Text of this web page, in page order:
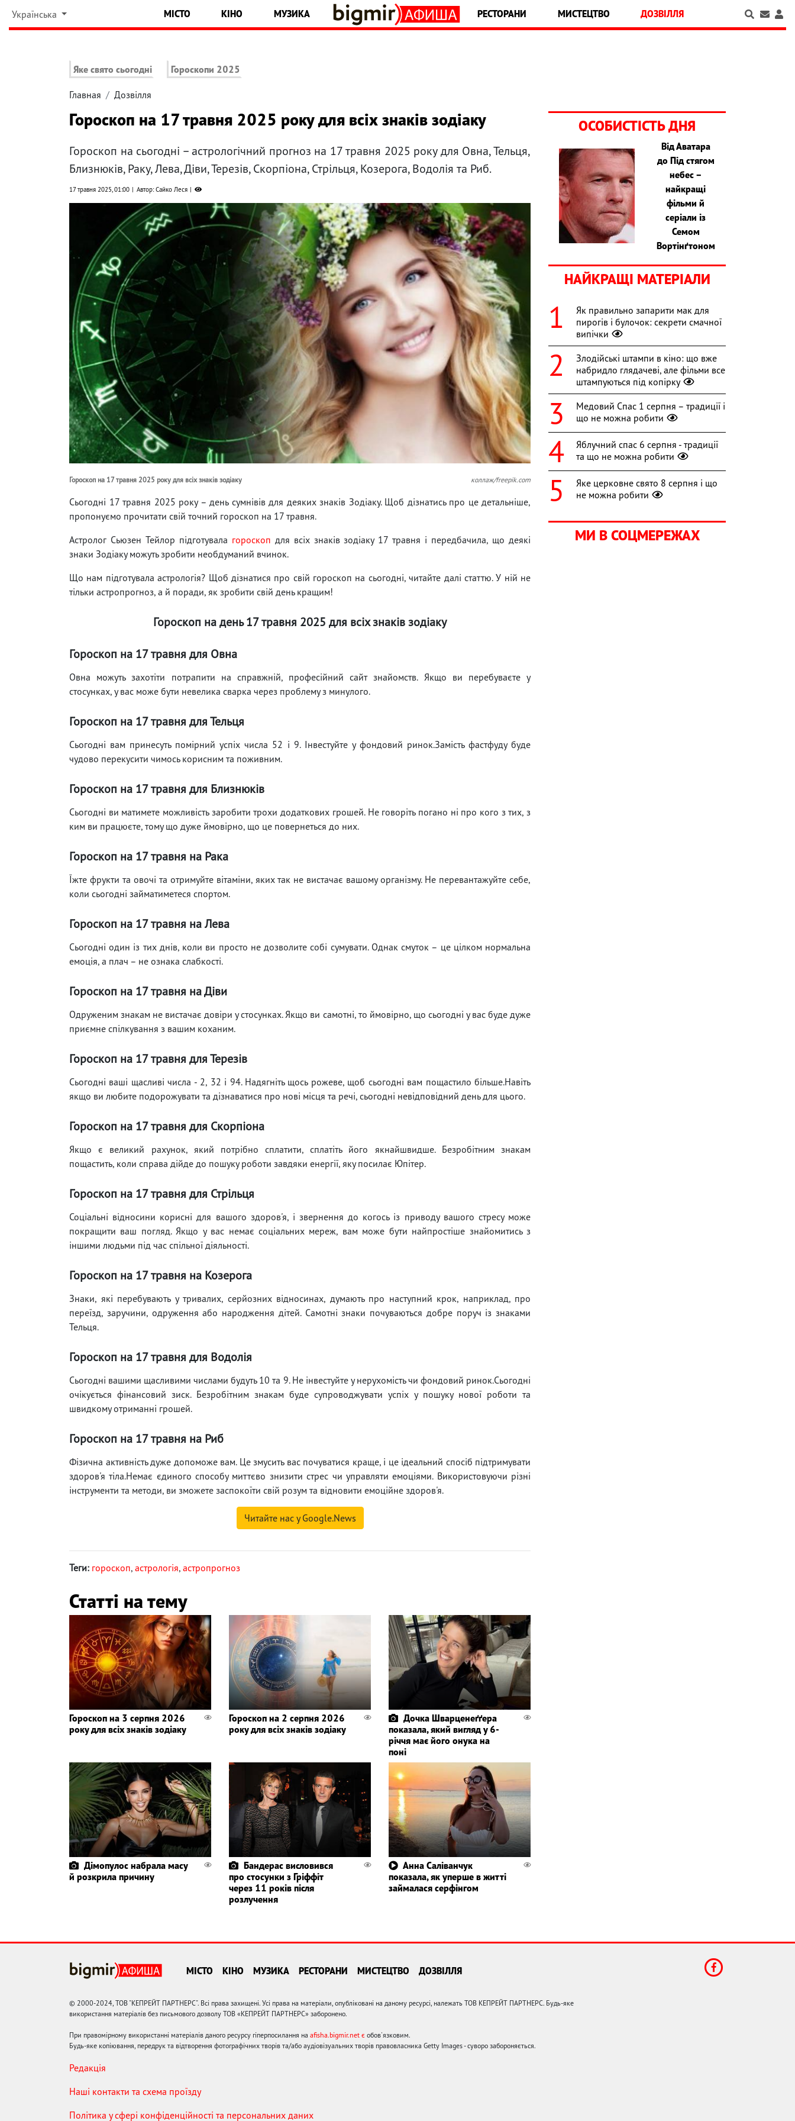
Українська МІСТО КІНО МУЗИКА РЕСТОРАНИ МИСТЕЦТВО ДОЗВІЛЛЯ
Яке свято сьогодні Гороскопи 2025
Главная Дозвілля
Гороскоп на 17 травня 2025 року для всіх знаків зодіаку
Гороскоп на сьогодні – астрологічний прогноз на 17 травня 2025 року для Овна, Тельця,
Близнюків, Раку, Лева, Діви, Терезів, Скорпіона, Стрільця, Козерога, Водолія та Риб.
17 травня 2025, 01:00 Автор: Сайко Леся
Гороскоп на 17 травня 2025 року для всіх знаків зодіаку коллаж/freepik.com
Сьогодні 17 травня 2025 року – день сумнівів для деяких знаків Зодіаку. Щоб дізнатись про це детальніше,
пропонуємо прочитати свій точний гороскоп на 17 травня.
Астролог Сьюзен Тейлор підготувала гороскоп для всіх знаків зодіаку 17 травня і передбачила, що деякі
знаки Зодіаку можуть зробити необдуманий вчинок.
Що нам підготувала астрологія? Щоб дізнатися про свій гороскоп на сьогодні, читайте далі статтю. У ній не
тільки астропрогноз, а й поради, як зробити свій день кращим!
Гороскоп на день 17 травня 2025 для всіх знаків зодіаку
Гороскоп на 17 травня для Овна
Овна можуть захотіти потрапити на справжній, професійний сайт знайомств. Якщо ви перебуваєте у
стосунках, у вас може бути невелика сварка через проблему з минулого.
Гороскоп на 17 травня для Тельця
Сьогодні вам принесуть помірний успіх числа 52 і 9. Інвестуйте у фондовий ринок.Замість фастфуду буде
чудово перекусити чимось корисним та поживним.
Гороскоп на 17 травня для Близнюків
Сьогодні ви матимете можливість заробити трохи додаткових грошей. Не говоріть погано ні про кого з тих, з
ким ви працюєте, тому що дуже ймовірно, що це повернеться до них.
Гороскоп на 17 травня на Рака
Їжте фрукти та овочі та отримуйте вітаміни, яких так не вистачає вашому організму. Не перевантажуйте себе,
коли сьогодні займатиметеся спортом.
Гороскоп на 17 травня на Лева
Сьогодні один із тих днів, коли ви просто не дозволите собі сумувати. Однак смуток – це цілком нормальна
емоція, а плач – не ознака слабкості.
Гороскоп на 17 травня на Діви
Одруженим знакам не вистачає довіри у стосунках. Якщо ви самотні, то ймовірно, що сьогодні у вас буде дуже
приємне спілкування з вашим коханим.
Гороскоп на 17 травня для Терезів
Сьогодні ваші щасливі числа - 2, 32 і 94. ​​Надягніть щось рожеве, щоб сьогодні вам пощастило більше.Навіть
якщо ви любите подорожувати та дізнаватися про нові місця та речі, сьогодні невідповідний день для цього.
Гороскоп на 17 травня для Скорпіона
Якщо є великий рахунок, який потрібно сплатити, сплатіть його якнайшвидше. Безробітним знакам
пощастить, коли справа дійде до пошуку роботи завдяки енергії, яку посилає Юпітер.
Гороскоп на 17 травня для Стрільця
Соціальні відносини корисні для вашого здоров'я, і ​​звернення до когось із приводу вашого стресу може
покращити ваш погляд. Якщо у вас немає соціальних мереж, вам може бути найпростіше знайомитись з
іншими людьми під час спільної діяльності.
Гороскоп на 17 травня на Козерога
Знаки, які перебувають у тривалих, серйозних відносинах, думають про наступний крок, наприклад, про
переїзд, заручини, одруження або народження дітей. Самотні знаки почуваються добре поруч із знаками
Тельця.
Гороскоп на 17 травня для Водолія
Сьогодні вашими щасливими числами будуть 10 та 9. Не інвестуйте у нерухомість чи фондовий ринок.Сьогодні
очікується фінансовий зиск. Безробітним знакам буде супроводжувати успіх у пошуку нової роботи та
швидкому отриманні грошей.
Гороскоп на 17 травня на Риб
Фізична активність дуже допоможе вам. Це змусить вас почуватися краще, і це ідеальний спосіб підтримувати
здоров'я тіла.Немає єдиного способу миттєво знизити стрес чи управляти емоціями. Використовуючи різні
інструменти та методи, ви зможете заспокоїти свій розум та відновити емоційне здоров'я.
Читайте нас у Google.News
Теги: гороскоп, астрологія, астропрогноз
Статті на тему
Гороскоп на 3 серпня 2026
року для всіх знаків зодіаку
Гороскоп на 2 серпня 2026
року для всіх знаків зодіаку
Дочка Шварценеґґера
показала, який вигляд у 6-
річчя має його онука на
поні
Дімопулос набрала масу
й розкрила причину
Бандерас висловився
про стосунки з Гріффіт
через 11 років після
розлучення
Анна Саліванчук
показала, як уперше в житті
займалася серфінгом
ОСОБИСТІСТЬ ДНЯ
Від Аватара
до Під стягом
небес –
найкращі
фільми й
серіали із
Семом
Вортінґтоном
НАЙКРАЩІ МАТЕРІАЛИ
Як правильно запарити мак для
пирогів і булочок: секрети смачної
випічки
Злодійські штампи в кіно: що вже
набридло глядачеві, але фільми все
штампуються під копірку
Медовий Спас 1 серпня – традиції і
що не можна робити
Яблучний спас 6 серпня - традиції
та що не можна робити
Яке церковне свято 8 серпня і що
не можна робити
МИ В СОЦМЕРЕЖАХ
МІСТО КІНО МУЗИКА РЕСТОРАНИ МИСТЕЦТВО ДОЗВІЛЛЯ
© 2000-2024, ТОВ "КЕПРЕЙТ ПАРТНЕРС". Всі права захищені. Усі права на матеріали, опубліковані на даному ресурсі, належать ТОВ КЕПРЕЙТ ПАРТНЕРС. Будь-яке
використання матеріалів без письмового дозволу ТОВ «КЕПРЕЙТ ПАРТНЕРС» заборонено.
При правомірному використанні матеріалів даного ресурсу гіперпосилання на afisha.bigmir.net є обов'язковим.
Будь-яке копіювання, передрук та відтворення фотографічних творів та/або аудіовізуальних творів правовласника Getty Images - суворо забороняється.
Редакція
Наші контакти та схема проїзду
Політика у сфері конфіденційності та персональних даних